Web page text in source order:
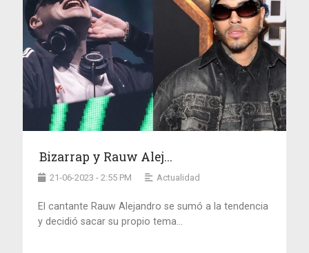
Bizarrap y Rauw Alej...
21-06-2023 - 2:55 PM Actualidad
El cantante Rauw Alejandro se sumó a la tendencia
y decidió sacar su propio tema...